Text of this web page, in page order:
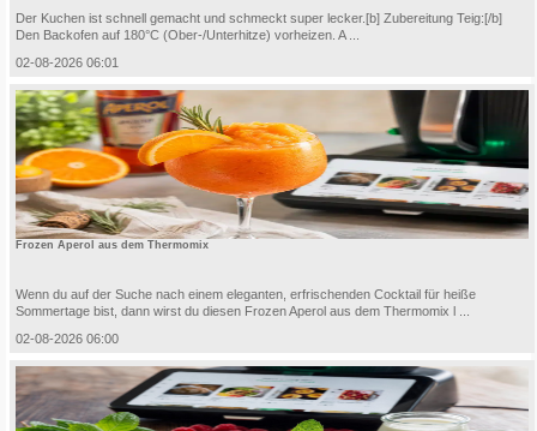
Der Kuchen ist schnell gemacht und schmeckt super lecker.[b] Zubereitung Teig:[/b]
Den Backofen auf 180°C (Ober-/Unterhitze) vorheizen. A ...
02-08-2026 06:01
Frozen Aperol aus dem Thermomix
Wenn du auf der Suche nach einem eleganten, erfrischenden Cocktail für heiße
Sommertage bist, dann wirst du diesen Frozen Aperol aus dem Thermomix l ...
02-08-2026 06:00